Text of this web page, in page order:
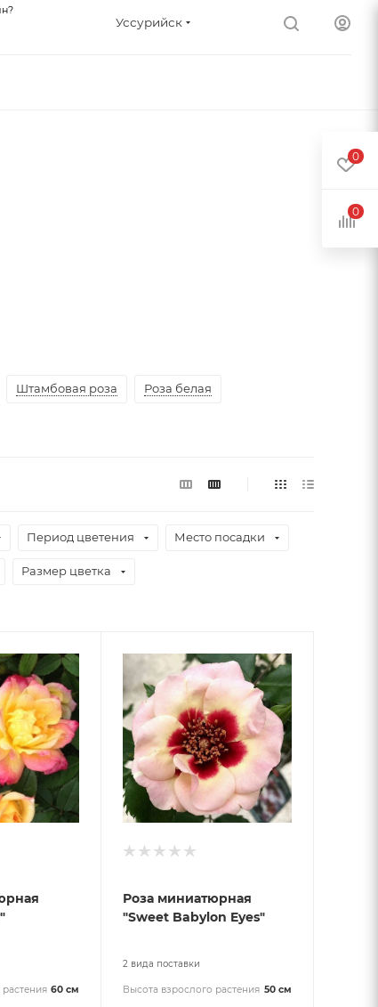
Уссурийск
Штамбовая роза Роза белая
Период цветения Место посадки
Размер цветка
60 см
Роза миниатюрная
"Sweet Babylon Eyes"
2 вида поставки
Высота взрослого растения 50 см
0
0